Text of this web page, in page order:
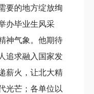
要的地方绽放绚
办毕业生风采
神气象。他期待
追求融入国家发
薪火，让北大精
光芒；各单位以